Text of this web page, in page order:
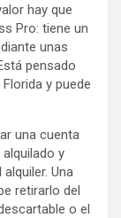
hay que
Pro: tiene un
unas
pensado
y puede
una cuenta
y
Una
retirarlo del
o el